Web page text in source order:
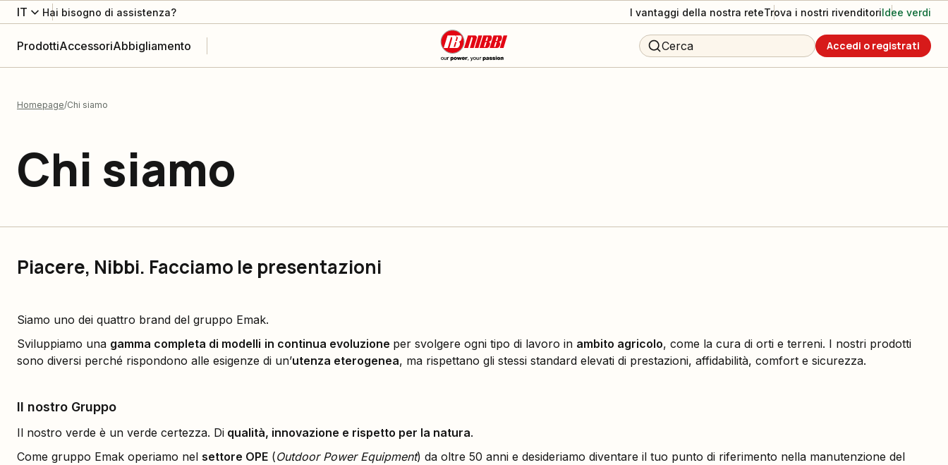
IT Hai bisogno di assistenza? I vantaggi della nostra reteTrova i nostri rivenditoriIdee verdi
ProdottiAccessoriAbbigliamento Cerca Accedi o registrati
Homepage Chi siamo
Chi siamo
Piacere, Nibbi. Facciamo le presentazioni
Siamo uno dei quattro brand del gruppo Emak.
Sviluppiamo una gamma completa di modelli in continua evoluzione per svolgere ogni tipo di lavoro in ambito agricolo, come la cura di orti e terreni. I nostri prodotti
sono diversi perché rispondono alle esigenze di un’utenza eterogenea, ma rispettano gli stessi standard elevati di prestazioni, affidabilità, comfort e sicurezza.
Il nostro Gruppo
Il nostro verde è un verde certezza. Di qualità, innovazione e rispetto per la natura.
Come gruppo Emak operiamo nel settore OPE (Outdoor Power Equipment) da oltre 50 anni e desideriamo diventare il tuo punto di riferimento nella manutenzione del